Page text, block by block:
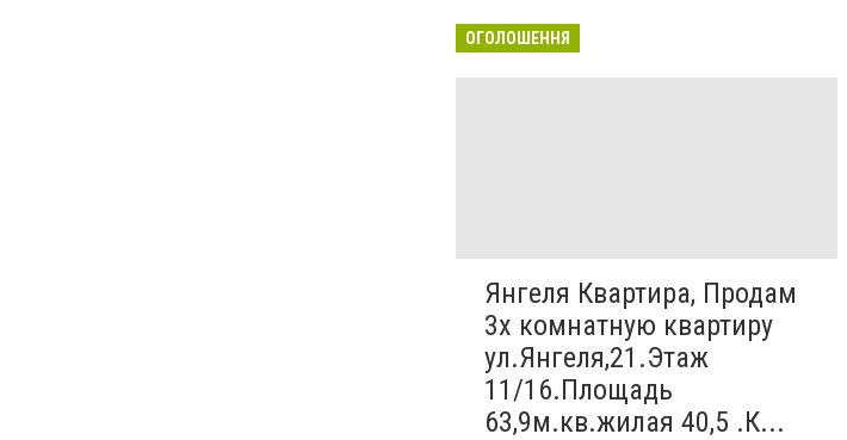
ОГОЛОШЕННЯ
Янгеля Квартира, Продам
3х комнатную квартиру
ул.Янгеля,21.Этаж
11/16.Площадь
63,9м.кв.жилая 40,5 .К...